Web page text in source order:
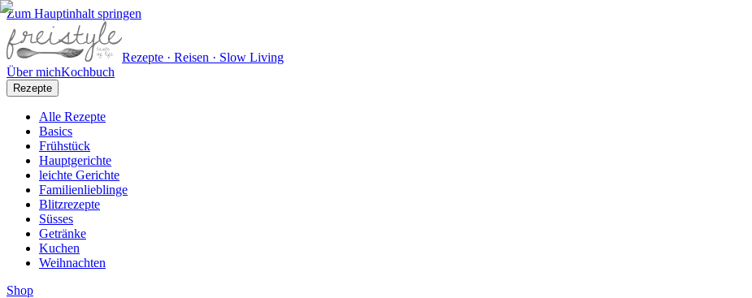
Zum Hauptinhalt springen
Rezepte · Reisen · Slow Living
Über michKochbuch
Rezepte
Alle Rezepte
Basics
Frühstück
Hauptgerichte
leichte Gerichte
Familienlieblinge
Blitzrezepte
Süsses
Getränke
Kuchen
Weihnachten
Shop